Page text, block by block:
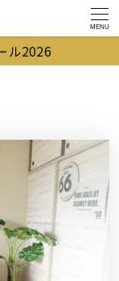
MENU
ル2026